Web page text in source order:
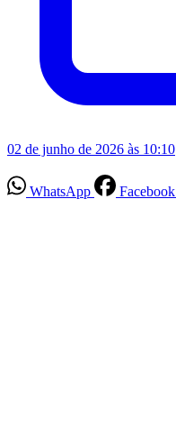
02 de junho de 2026 às 10:10
WhatsApp Facebook